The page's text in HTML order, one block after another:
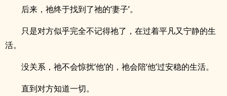
后来，祂终于找到了祂的‘妻子’。
只是对方似乎完全不记得祂了，在过着平凡又宁静的生
活。
没关系，祂不会惊扰‘他’的，祂会陪‘他’过安稳的生活。
直到对方知道一切。